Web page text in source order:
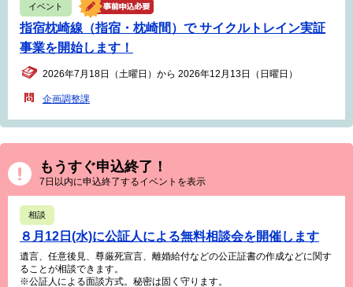
イベント
指宿枕崎線（指宿・枕崎間）で サイクルトレイン実証
事業を開始します！
2026年7月18日（土曜日）から 2026年12月13日（日曜日）
企画調整課
もうすぐ申込終了！
7日以内に申込終了するイベントを表示
相談
８月12日(水)に公証人による無料相談会を開催します
遺言、任意後見、尊厳死宣言、離婚給付などの公正証書の作成などに関す
ることが相談できます。
※公証人による面談方式。秘密は固く守ります。